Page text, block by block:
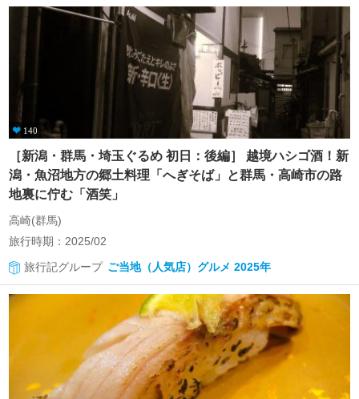
140
［新潟・群馬・埼玉ぐるめ 初日：後編］ 越境ハシゴ酒！新
潟・魚沼地方の郷土料理「へぎそば」と群馬・高崎市の路
地裏に佇む「酒笑」
高崎(群馬)
旅行時期：2025/02
旅行記グループ ご当地（人気店）グルメ 2025年